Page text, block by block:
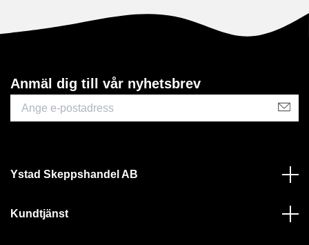
Anmäl dig till vår nyhetsbrev
Ystad Skeppshandel AB
Kundtjänst